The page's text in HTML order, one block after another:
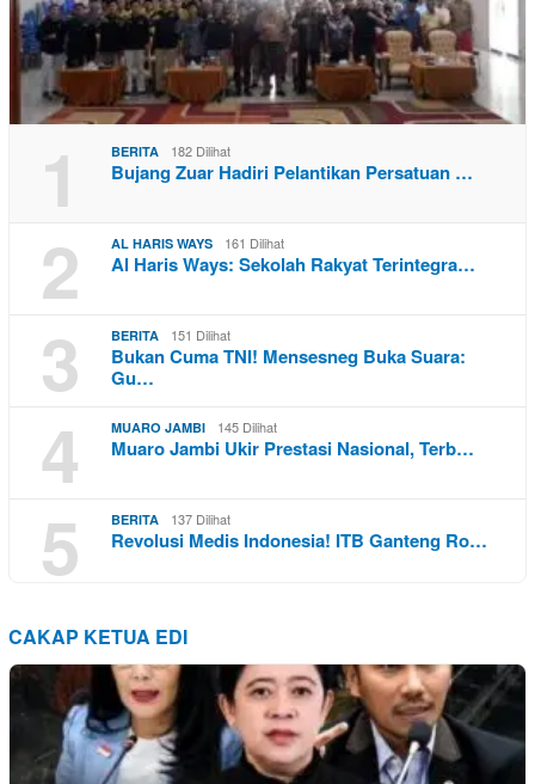
1 BERITA 182 Dilihat
Bujang Zuar Hadiri Pelantikan Persatuan …
2 AL HARIS WAYS 161 Dilihat
Al Haris Ways: Sekolah Rakyat Terintegra…
3 BERITA 151 Dilihat
Bukan Cuma TNI! Mensesneg Buka Suara:
Gu…
4 MUARO JAMBI 145 Dilihat
Muaro Jambi Ukir Prestasi Nasional, Terb…
5 BERITA 137 Dilihat
Revolusi Medis Indonesia! ITB Ganteng Ro…
CAKAP KETUA EDI